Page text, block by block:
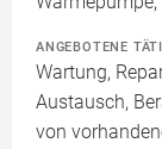
ANGEBOTENE
Wartung,
Austausch,
von